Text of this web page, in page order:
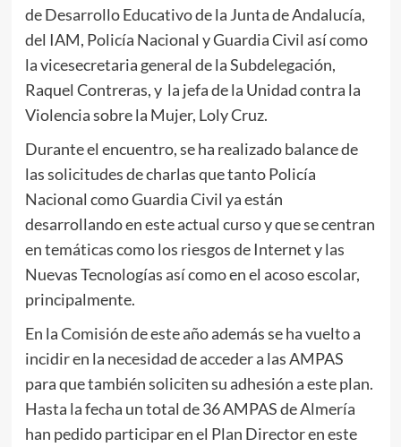
de Desarrollo Educativo de la Junta de Andalucía,
del IAM, Policía Nacional y Guardia Civil así como
la vicesecretaria general de la Subdelegación,
Raquel Contreras, y la jefa de la Unidad contra la
Violencia sobre la Mujer, Loly Cruz.
Durante el encuentro, se ha realizado balance de
las solicitudes de charlas que tanto Policía
Nacional como Guardia Civil ya están
desarrollando en este actual curso y que se centran
en temáticas como los riesgos de Internet y las
Nuevas Tecnologías así como en el acoso escolar,
principalmente.
En la Comisión de este año además se ha vuelto a
incidir en la necesidad de acceder a las AMPAS
para que también soliciten su adhesión a este plan.
Hasta la fecha un total de 36 AMPAS de Almería
han pedido participar en el Plan Director en este